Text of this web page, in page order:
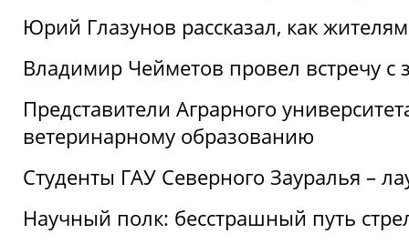
Юрий Глазунов рассказал, как
Владимир Чейметов провел встречу
Представители Аграрного
ветеринарному образованию
Студенты ГАУ Северного Зауралья –
Научный полк: бесстрашный путь